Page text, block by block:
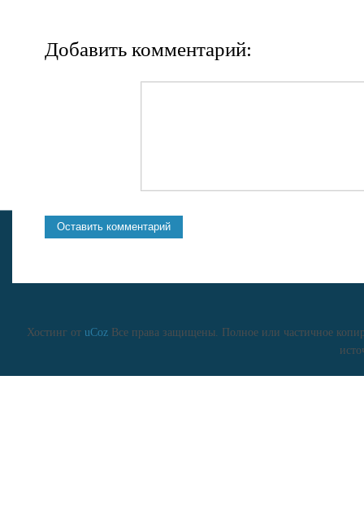
Добавить комментарий:
Хостинг от uCozВсе права защищены. Полное или частичное